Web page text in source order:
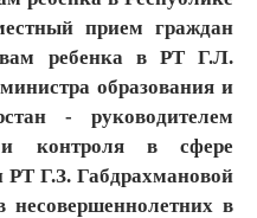
прием граждан
ребенка в РТ Г.Л.
образования и
- руководителем
и контроля в сфере
Г.З. Габдрахмановой
в